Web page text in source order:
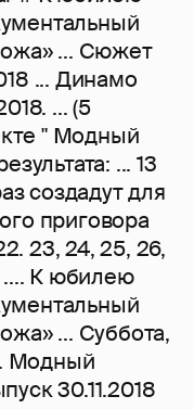
... Сюжет
... Динамо
... (5
" Модный
... 13
создадут для
приговора
22. 23, 24, 25, 26,
.... К юбилею
... Суббота,
Модный
30.11.2018